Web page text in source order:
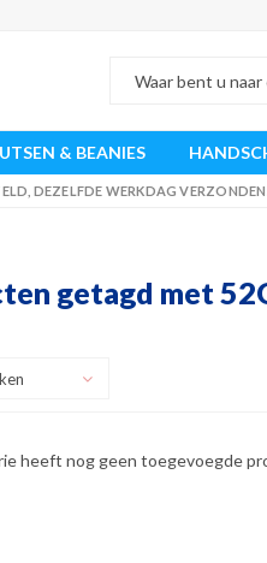
& BEANIES
DEZELFDE WERKDAG
getagd met
heeft nog geen toegevoegde